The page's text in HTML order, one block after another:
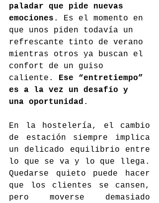
paladar que pide nuevas
emociones . Es el momento en
que unos piden todavía un
refrescante tinto de verano
mientras otros ya buscan el
confort de un guiso
caliente. Ese “entretiempo”
es a la vez un desafío y
una oportunidad .
En la hostelería, el cambio
de estación siempre implica
un delicado equilibrio entre
lo que se va y lo que llega.
Quedarse quieto puede hacer
que los clientes se cansen,
pero moverse demasiado